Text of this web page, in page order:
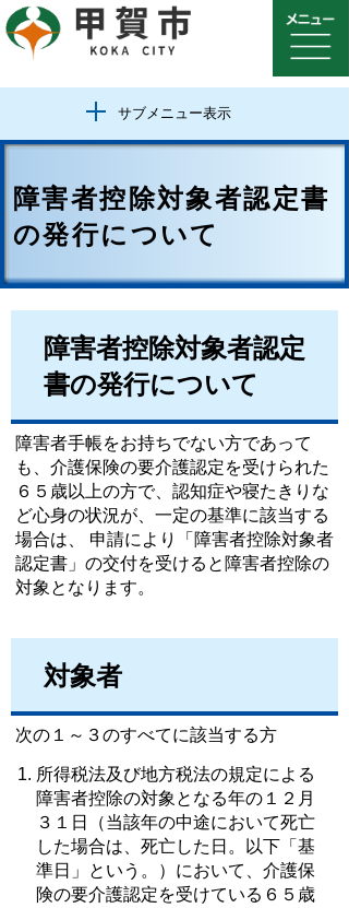
サブメニュー表示
障害者控除対象者認定書
の発行について
障害者控除対象者認定
書の発行について
障害者手帳をお持ちでない方であって
も、介護保険の要介護認定を受けられた
６５歳以上の方で、認知症や寝たきりな
ど心身の状況が、一定の基準に該当する
場合は、 申請により「障害者控除対象者
認定書」の交付を受けると障害者控除の
対象となります。
対象者
次の１～３のすべてに該当する方
所得税法及び地方税法の規定による
障害者控除の対象となる年の１２月
３１日（当該年の中途において死亡
した場合は、死亡した日。以下「基
準日」という。）において、介護保
険の要介護認定を受けている６５歳